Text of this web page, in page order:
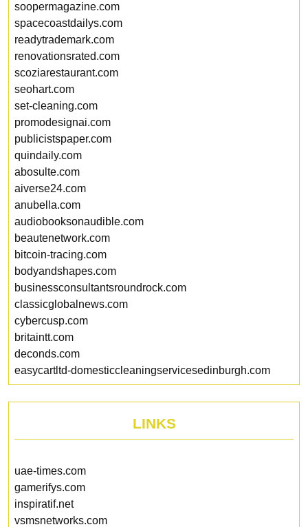
soopermagazine.com
spacecoastdailys.com
readytrademark.com
renovationsrated.com
scoziarestaurant.com
seohart.com
set-cleaning.com
promodesignai.com
publicistspaper.com
quindaily.com
abosulte.com
aiverse24.com
anubella.com
audiobooksonaudible.com
beautenetwork.com
bitcoin-tracing.com
bodyandshapes.com
businessconsultantsroundrock.com
classicglobalnews.com
cybercusp.com
britaintt.com
deconds.com
easycartltd-domesticcleaningservicesedinburgh.com
LINKS
uae-times.com
gamerifys.com
inspiratif.net
vsmsnetworks.com